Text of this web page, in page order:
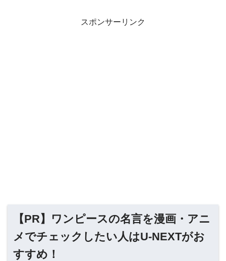
スポンサーリンク
【PR】ワンピースの名言を漫画・アニ
メでチェックしたい人はU-NEXTがお
すすめ！